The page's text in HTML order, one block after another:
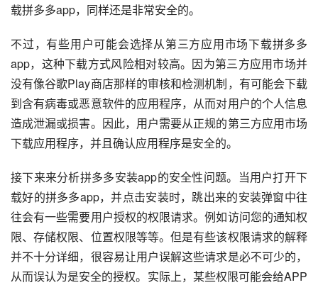
载拼多多app，同样还是非常安全的。
不过，有些用户可能会选择从第三方应用市场下载拼多多
app，这种下载方式风险相对较高。因为第三方应用市场并
没有像谷歌Play商店那样的审核和检测机制，有可能会下载
到含有病毒或恶意软件的应用程序，从而对用户的个人信息
造成泄漏或损害。因此，用户需要从正规的第三方应用市场
下载应用程序，并且确认应用程序是安全的。
接下来来分析拼多多安装app的安全性问题。当用户打开下
载好的拼多多app，并点击安装时，跳出来的安装弹窗中往
往会有一些需要用户授权的权限请求。例如访问您的通知权
限、存储权限、位置权限等等。但是有些该权限请求的解释
并不十分详细，很容易让用户误解这些请求是必不可少的，
从而误认为是安全的授权。实际上，某些权限可能会给APP